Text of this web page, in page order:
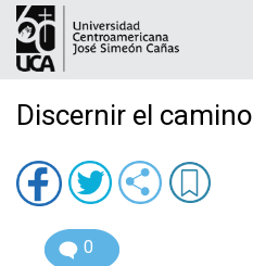
Discernir el camino
0